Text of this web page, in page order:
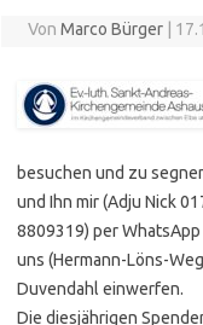
Von Marco Bürger
besuchen und zu
und Ihn mir (Adju Nick
8809319) per
uns (Hermann-Löns-
Duvendahl einwerfen.
Die diesjährigen